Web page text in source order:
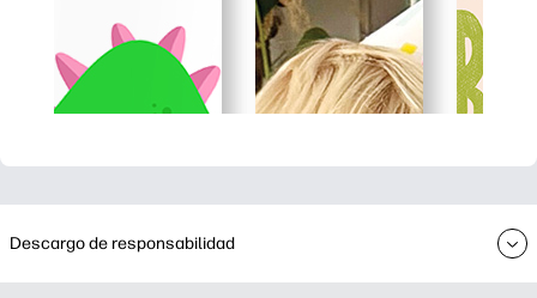
Descargo de responsabilidad